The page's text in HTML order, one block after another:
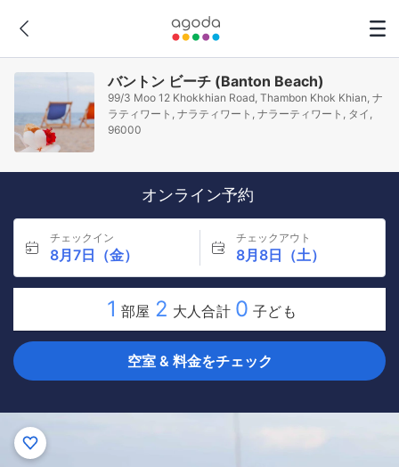
バントン ビーチ (Banton Beach)
99/3 Moo 12 Khokkhian Road, Thambon Khok Khian, ナ
ラティワート, ナラティワート, ナラーティワート, タイ,
96000
オンライン予約
チェックイン
8月7日（金）
チェックアウト
8月8日（土）
1 部屋 2 大人合計 0 子ども
空室 & 料金をチェック